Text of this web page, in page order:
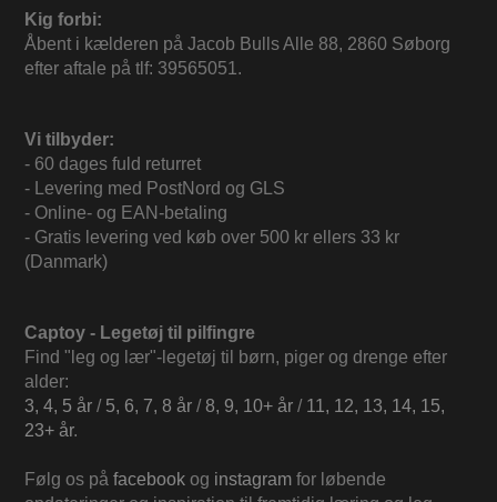
Kig forbi:
Åbent i kælderen på Jacob Bulls Alle 88, 2860 Søborg
efter aftale på tlf: 39565051.
Vi tilbyder:
- 60 dages fuld returret
- Levering med PostNord og GLS
- Online- og EAN-betaling
- Gratis levering ved køb over 500 kr ellers 33 kr
(Danmark)
Captoy - Legetøj til pilfingre
Find "leg og lær"-legetøj til børn, piger og drenge efter
alder:
3, 4, 5 år / 5, 6, 7, 8 år /8, 9, 10+ år / 11, 12, 13, 14, 15,
23+ år.
Følg os på facebook og instagram for løbende